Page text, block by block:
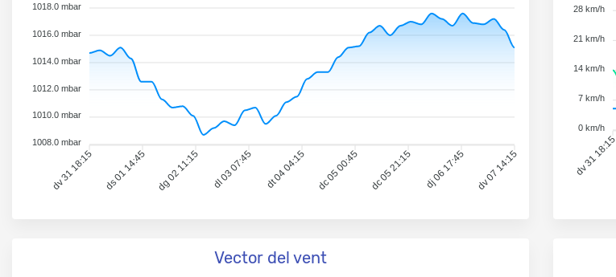
dv 31 18:15 ds 01 14:45 dg 02 11:15 dl 03 07:45 dt 04 04:15 dc 05 00:45 dc 05 21:15 dj 06 17:45 dv 07 14:15
1018.0 mbar
1016.0 mbar
1014.0 mbar
1012.0 mbar
1010.0 mbar
1008.0 mbar dv 31 18:15
28 km/h
21 km/h
14 km/h
7 km/h
0 km/h
Vector del vent